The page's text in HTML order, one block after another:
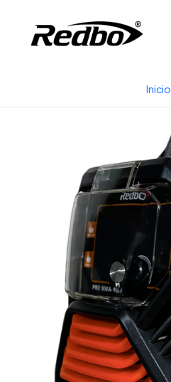
Inicio